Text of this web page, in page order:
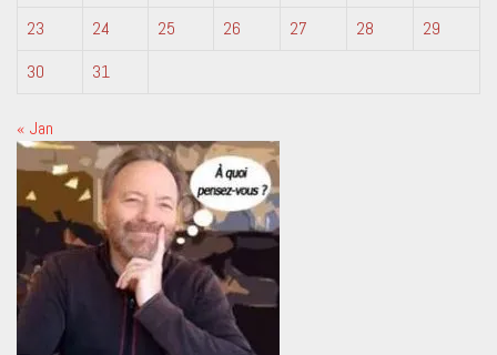
23
24 25 26 27 28
29
30
31
« Jan